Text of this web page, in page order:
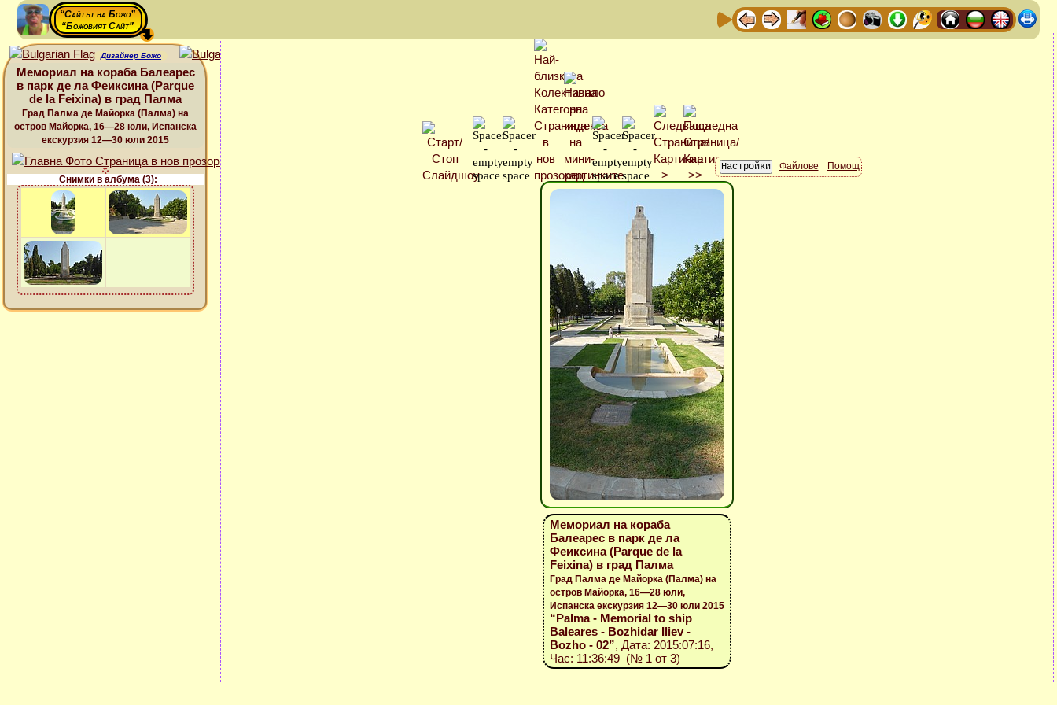
“Сайтът на Божо”
“Божовият Сайт”
Дизайнер Божо
Мемориал на кораба Балеарес
в парк де ла Феиксина (Parque
de la Feixina) в град Палма
Град Палма де Майорка (Палма) на
остров Майорка, 16—28 юли, Испанска
екскурзия 12—30 юли 2015
Снимки в албума (3):
Файлове Помощ
Мемориал на кораба
Балеарес в парк де ла
Феиксина (Parque de la
Feixina) в град Палма
Град Палма де Майорка (Палма) на
остров Майорка, 16—28 юли,
Испанска екскурзия 12—30 юли 2015
“Palma - Memorial to ship
Baleares - Bozhidar Iliev -
Bozho - 02”, Дата: 2015:07:16,
Час: 11:36:49 (№ 1 от 3)